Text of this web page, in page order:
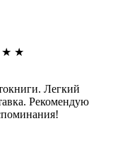
★ ★
Легкий
Рекомендую